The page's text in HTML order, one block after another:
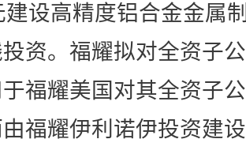
设高精度铝合金金属
资。福耀拟对全资子
福耀美国对其全资子
福耀伊利诺伊投资建